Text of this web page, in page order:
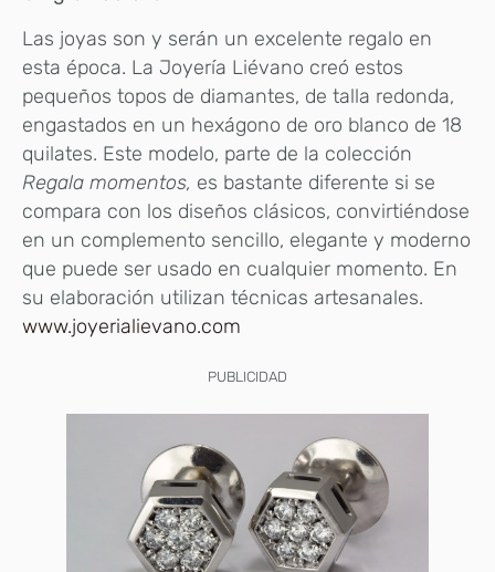
Las joyas son y serán un excelente regalo en
esta época. La Joyería Liévano creó estos
pequeños topos de diamantes, de talla redonda,
engastados en un hexágono de oro blanco de 18
quilates. Este modelo, parte de la colección
Regala momentos, es bastante diferente si se
compara con los diseños clásicos, convirtiéndose
en un complemento sencillo, elegante y moderno
que puede ser usado en cualquier momento. En
su elaboración utilizan técnicas artesanales.
www.joyerialievano.com
PUBLICIDAD